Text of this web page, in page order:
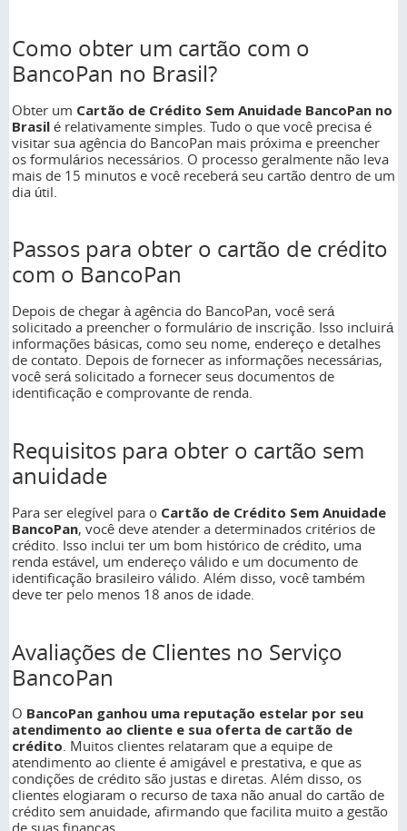
Como obter um cartão com o
BancoPan no Brasil?
Obter um Cartão de Crédito Sem Anuidade BancoPan no
Brasil é relativamente simples. Tudo o que você precisa é
visitar sua agência do BancoPan mais próxima e preencher
os formulários necessários. O processo geralmente não leva
mais de 15 minutos e você receberá seu cartão dentro de um
dia útil.
Passos para obter o cartão de crédito
com o BancoPan
Depois de chegar à agência do BancoPan, você será
solicitado a preencher o formulário de inscrição. Isso incluirá
informações básicas, como seu nome, endereço e detalhes
de contato. Depois de fornecer as informações necessárias,
você será solicitado a fornecer seus documentos de
identificação e comprovante de renda.
Requisitos para obter o cartão sem
anuidade
Para ser elegível para o Cartão de Crédito Sem Anuidade
BancoPan, você deve atender a determinados critérios de
crédito. Isso inclui ter um bom histórico de crédito, uma
renda estável, um endereço válido e um documento de
identificação brasileiro válido. Além disso, você também
deve ter pelo menos 18 anos de idade.
Avaliações de Clientes no Serviço
BancoPan
O BancoPan ganhou uma reputação estelar por seu
atendimento ao cliente e sua oferta de cartão de
crédito. Muitos clientes relataram que a equipe de
atendimento ao cliente é amigável e prestativa, e que as
condições de crédito são justas e diretas. Além disso, os
clientes elogiaram o recurso de taxa não anual do cartão de
crédito sem anuidade, afirmando que facilita muito a gestão